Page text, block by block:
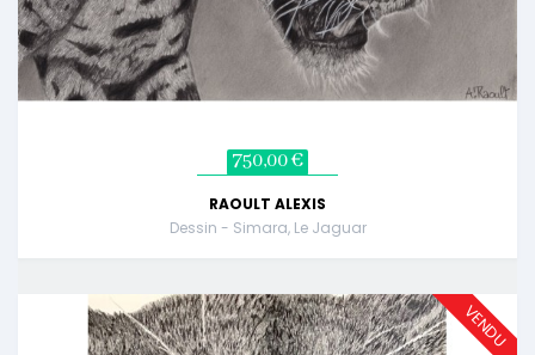
750,00 €
RAOULT ALEXIS
Dessin - Simara, Le Jaguar
VENDU